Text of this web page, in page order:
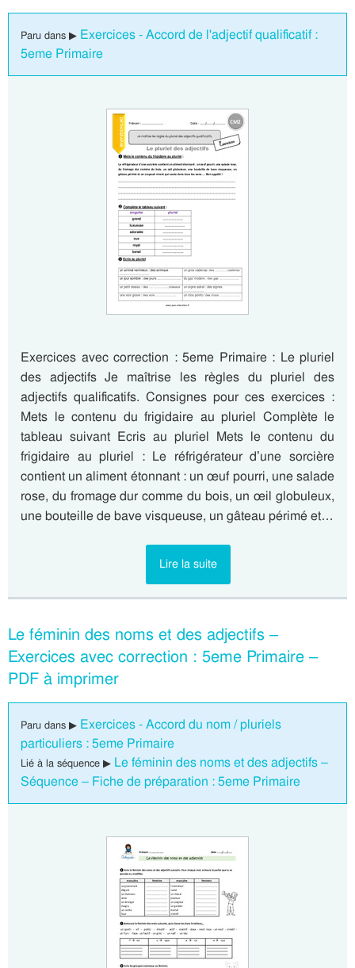
Paru dans ▶ Exercices - Accord de l'adjectif qualificatif :
5eme Primaire
Exercices avec correction : 5eme Primaire : Le pluriel
des adjectifs Je maîtrise les règles du pluriel des
adjectifs qualificatifs. Consignes pour ces exercices :
Mets le contenu du frigidaire au pluriel Complète le
tableau suivant Ecris au pluriel Mets le contenu du
frigidaire au pluriel : Le réfrigérateur d’une sorcière
contient un aliment étonnant : un œuf pourri, une salade
rose, du fromage dur comme du bois, un œil globuleux,
une bouteille de bave visqueuse, un gâteau périmé et…
Lire la suite
Le féminin des noms et des adjectifs –
Exercices avec correction : 5eme Primaire –
PDF à imprimer
Paru dans ▶ Exercices - Accord du nom / pluriels
particuliers : 5eme Primaire
Lié à la séquence ▶ Le féminin des noms et des adjectifs –
Séquence – Fiche de préparation : 5eme Primaire